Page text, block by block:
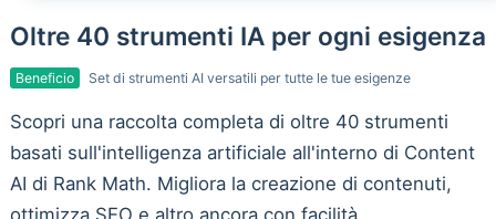
Oltre 40 strumenti IA per ogni esigenza
Beneficio Set di strumenti AI versatili per tutte le tue esigenze
Scopri una raccolta completa di oltre 40 strumenti
basati sull'intelligenza artificiale all'interno di Content
AI di Rank Math. Migliora la creazione di contenuti,
ottimizza SEO e altro ancora con facilità.